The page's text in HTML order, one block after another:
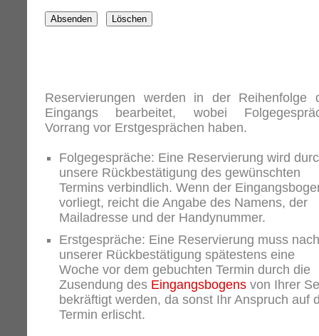
Reservierungen werden in der Reihenfolge
Eingangs bearbeitet, wobei
Vorrang vor Erstgesprächen haben.
Folgegespräche: Eine Reservierung wird
unsere Rückbestätigung des gewünschten
Termins verbindlich. Wenn der
vorliegt, reicht die Angabe des Namens, der
Mailadresse und der Handynummer.
Erstgespräche: Eine Reservierung muss nach
unserer Rückbestätigung spätestens eine
Woche vor dem gebuchten Termin durch die
Zusendung des Eingangsbogens von Ihrer
bekräftigt werden, da sonst Ihr Anspruch auf
Termin erlischt.